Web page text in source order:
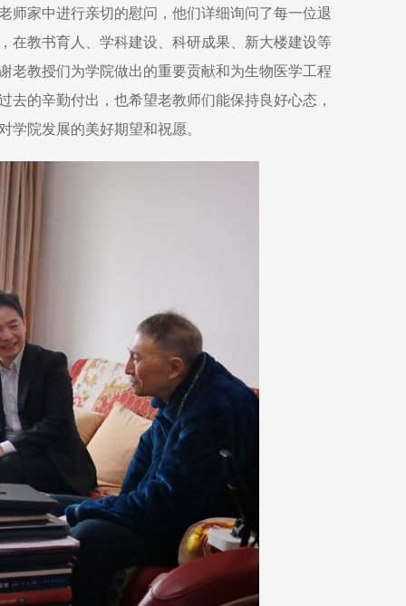
师家中进行亲切的慰问，他们详细询问了每一位退
在教书育人、学科建设、科研成果、新大楼建设等
老教授们为学院做出的重要贡献和为生物医学工程
的辛勤付出，也希望老教师们能保持良好心态，
院发展的美好期望和祝愿。